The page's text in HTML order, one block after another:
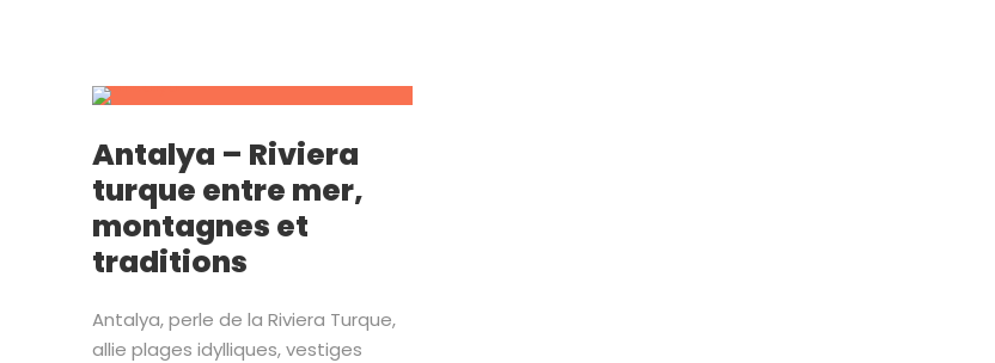
Antalya – Riviera
turque entre mer,
montagnes et
traditions
Antalya, perle de la Riviera Turque,
allie plages idylliques, vestiges